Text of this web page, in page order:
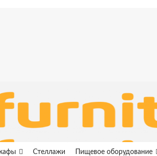
Стеллажи Пищевое оборудование